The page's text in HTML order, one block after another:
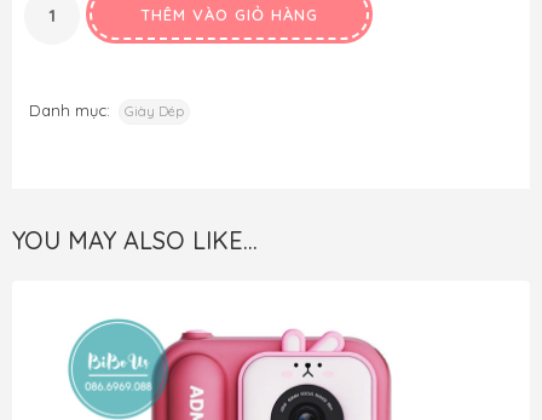
THÊM VÀO GIỎ HÀNG
Danh mục: Giày Dép
YOU MAY ALSO LIKE…